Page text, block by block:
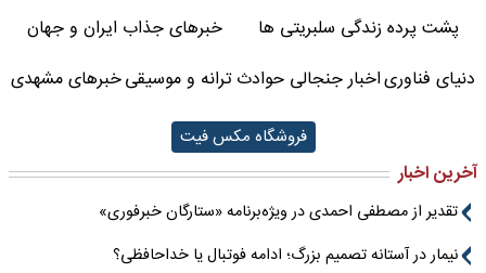
پشت پرده زندگی سلبریتی ها
خبرهای جذاب ایران و جهان
دنیای فناوریاخبار جنجالی حوادثترانه و موسیقیخبرهای مشهدی
فروشگاه مکس فیت
آخرین اخبار
تقدیر از مصطفی احمدی در ویژه‌برنامه «ستارگان خبرفوری»
نیمار در آستانه تصمیم بزرگ؛ ادامه فوتبال یا خداحافظی؟